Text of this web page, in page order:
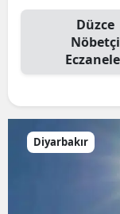
Düzce
Nöbetçi
Diyarbakır